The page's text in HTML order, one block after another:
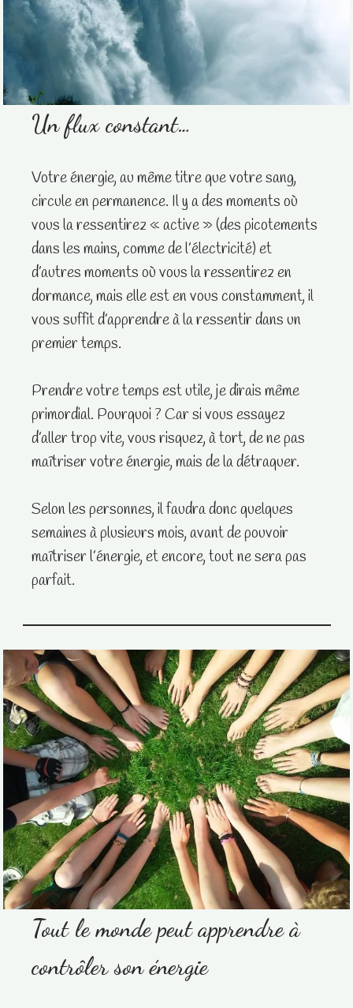
Un flux constant…
Votre énergie, au même titre que votre sang,
circule en permanence. Il y a des moments où
vous la ressentirez « active » (des picotements
dans les mains, comme de l’électricité) et
d’autres moments où vous la ressentirez en
dormance, mais elle est en vous constamment, il
vous suffit d’apprendre à la ressentir dans un
premier temps.
Prendre votre temps est utile, je dirais même
primordial. Pourquoi ? Car si vous essayez
d’aller trop vite, vous risquez, à tort, de ne pas
maîtriser votre énergie, mais de la détraquer.
Selon les personnes, il faudra donc quelques
semaines à plusieurs mois, avant de pouvoir
maîtriser l’énergie, et encore, tout ne sera pas
parfait.
Tout le monde peut apprendre à
contrôler son énergie